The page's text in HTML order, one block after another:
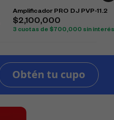
Amplificador PRO DJ PVP-11.2
$2,100,000
3 cuotas de $ 700,000 sin